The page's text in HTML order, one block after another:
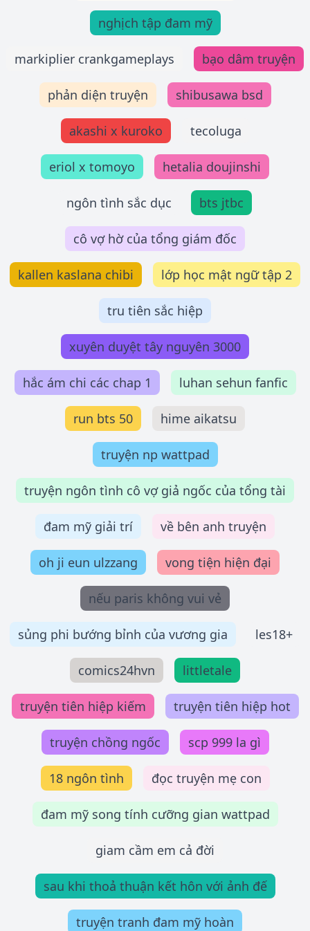
nghịch tập đam mỹ
markiplier crankgameplays bạo dâm truyện
phản diện truyện shibusawa bsd
akashi x kuroko tecoluga
eriol x tomoyo hetalia doujinshi
ngôn tình sắc dục bts jtbc
cô vợ hờ của tổng giám đốc
kallen kaslana chibi lớp học mật ngữ tập 2
tru tiên sắc hiệp
xuyên duyệt tây nguyên 3000
hắc ám chi các chap 1 luhan sehun fanfic
run bts 50 hime aikatsu
truyện np wattpad
truyện ngôn tình cô vợ giả ngốc của tổng tài
đam mỹ giải trí về bên anh truyện
oh ji eun ulzzang vong tiện hiện đại
nếu paris không vui vẻ
sủng phi bướng bỉnh của vương gia les18+
comics24hvn littletale
truyện tiên hiệp kiếm truyện tiên hiệp hot
truyện chồng ngốc scp 999 la gì
18 ngôn tình đọc truyện mẹ con
đam mỹ song tính cưỡng gian wattpad
giam cầm em cả đời
sau khi thoả thuận kết hôn với ảnh đế
truyện tranh đam mỹ hoàn